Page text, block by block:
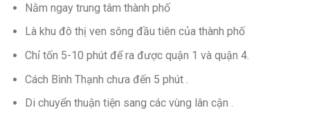
Nằm ngay trung tâm thành phố
Là khu đô thị ven sông đầu tiên của thành phố
Chỉ tốn 5-10 phút để ra được quận 1 và quận 4.
Cách Bình Thạnh chưa đến 5 phút .
Di chuyển thuận tiện sang các vùng lân cận .